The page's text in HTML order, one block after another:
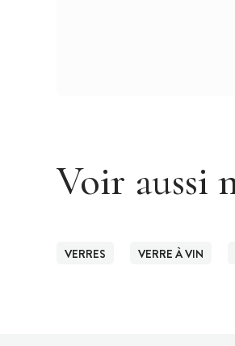
Voir aussi
VERRES VERRE À VIN